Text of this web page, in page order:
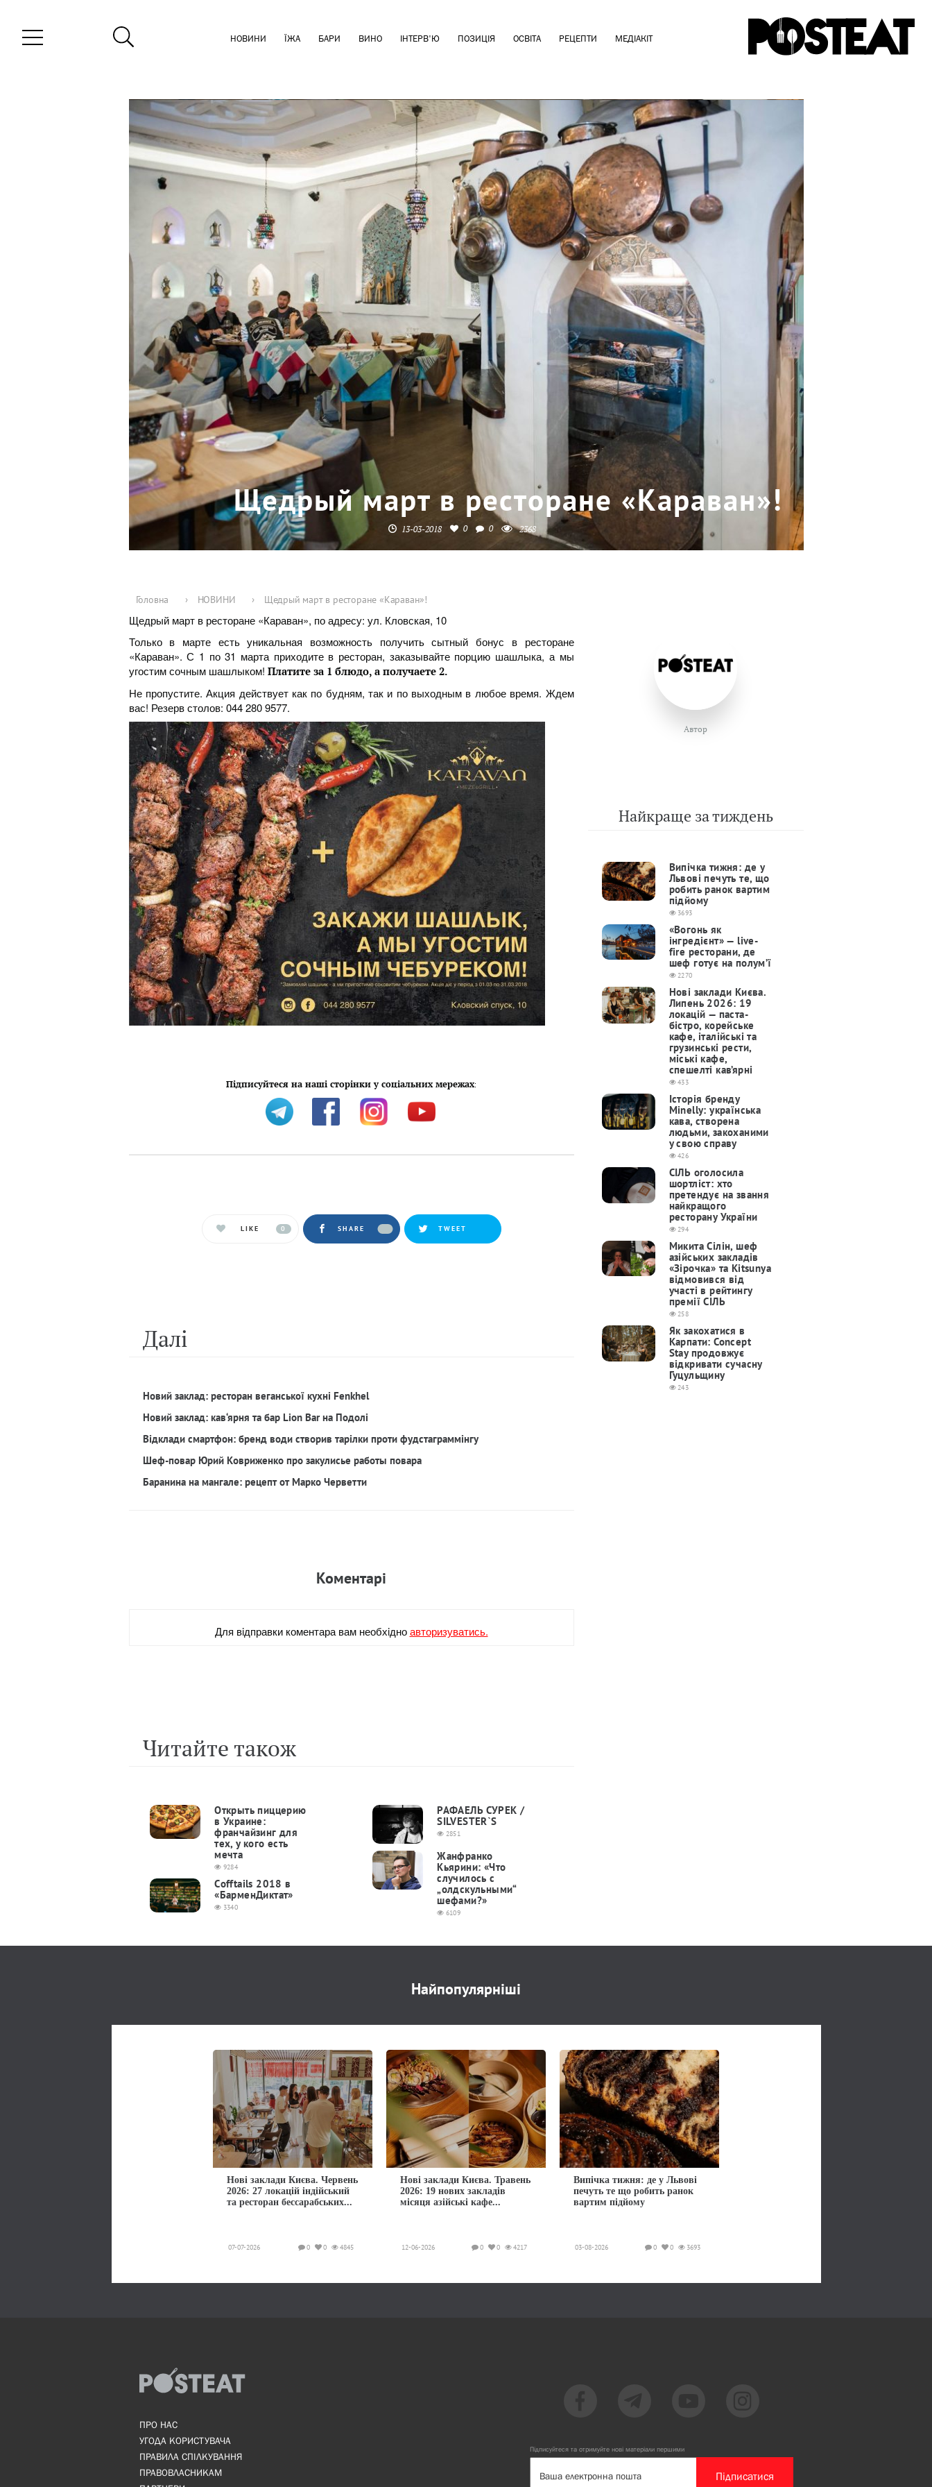
НОВИНИ ЇЖА БАРИ ВИНО ІНТЕРВ'Ю ПОЗИЦІЯ ОСВІТА РЕЦЕПТИ МЕДІАКІТ
Щедрый март в ресторане «Караван»!
13-03-2018 0 0 2368
Головна › НОВИНИ › Щедрый март в ресторане «Караван»!
Щедрый март в ресторане «Караван», по адресу: ул. Кловская, 10
Только в марте есть уникальная возможность получить сытный бонус в ресторане
«Караван». С 1 по 31 марта приходите в ресторан, заказывайте порцию шашлыка, а мы
угостим сочным шашлыком! Платите за 1 блюдо, а получаете 2.
Не пропустите. Акция действует как по будням, так и по выходным в любое время. Ждем
вас! Резерв столов: 044 280 9577.
Підписуйтеся на наші сторінки у соціальних мережах:
LIKE 0 SHARE TWEET
Далi
Новий заклад: ресторан веганської кухні Fenkhel
Новий заклад: кав‘ярня та бар Lion Bar на Подолі
Відклади смартфон: бренд води створив тарілки проти фудстаграммінгу
Шеф-повар Юрий Ковриженко про закулисье работы повара
Баранина на мангале: рецепт от Марко Черветти
Коментарi
Для вiдправки коментара вам необхiдноавторизуватись.
Читайте також
Открыть пиццерию
в Украине:
франчайзинг для
тех, у кого есть
мечта
9284
Сofftails 2018 в
«БарменДиктат»
3340
РАФАЕЛЬ СУРЕК /
SILVESTER`S
2851
Жанфранко
Кьярини: «Что
случилось с
„олдскульными“
шефами?»
6109
Автор
Найкраще за тиждень
Випічка тижня: де у
Львові печуть те, що
робить ранок вартим
підйому
3693
«Вогонь як
інгредієнт» — live-
fire ресторани, де
шеф готує на полум’ї
2270
Нові заклади Києва.
Липень 2026: 19
локацій — паста-
бістро, корейське
кафе, італійські та
грузинські рести,
міські кафе,
спешелті кав’ярні
433
Історія бренду
Minelly: українська
кава, створена
людьми, закоханими
у свою справу
426
СІЛЬ оголосила
шортліст: хто
претендує на звання
найкращого
ресторану України
294
Микита Сілін, шеф
азійських закладів
«Зірочка» та Kitsunya
відмовився від
участі в рейтингу
премії СІЛЬ
258
Як закохатися в
Карпати: Concept
Stay продовжує
відкривати сучасну
Гуцульщину
243
Найпопулярніші
Нові заклади Києва. Червень
2026: 27 локацій індійський
та ресторан бессарабських...
07-07-2026 4845
0
0
Нові заклади Києва. Травень
2026: 19 нових закладів
місяця азійські кафе...
12-06-2026 4217
0
0
Випічка тижня: де у Львові
печуть те що робить ранок
вартим підйому
03-08-2026 3693
0
0
ПРО НАС
УГОДА КОРИСТУВАЧА
ПРАВИЛА СПІЛКУВАННЯ
ПРАВОВЛАСНИКАМ
Підписуйтеся та отримуйте нові матеріали першими
Підписатися